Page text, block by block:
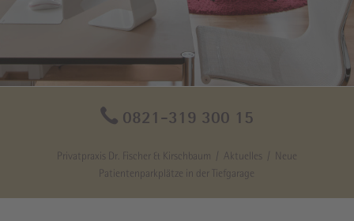
0821-319 300 15
Privatpraxis Dr. Fischer & Kirschbaum Aktuelles
Neue
Patientenparkplätze in der Tiefgarage